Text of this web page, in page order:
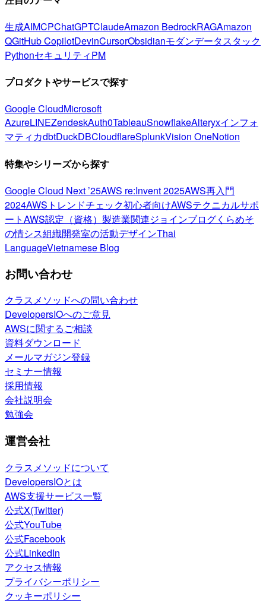
生成AIMCPChatGPTClaudeAmazon BedrockRAGAmazon
QGitHub CopilotDevinCursorObsidianモダンデータスタック
PythonセキュリティPM
プロダクトやサービスで探す
Google CloudMicrosoft
AzureLINEZendeskAuth0TableauSnowflakeAlteryxインフォ
マティカdbtDuckDBCloudflareSplunkVision OneNotion
特集やシリーズから探す
Google Cloud Next ’25AWS re:Invent 2025AWS再入門
2024AWSトレンドチェック初心者向けAWSテクニカルサポ
ートAWS認定（資格） 製造業関連ジョインブログくらめそ
の情シス組織開発室の活動デザインThai
LanguageVietnamese Blog
お問い合わせ
クラスメソッドへの問い合わせ
DevelopersIOへのご意見
AWSに関するご相談
資料ダウンロード
メールマガジン登録
セミナー情報
採用情報
会社説明会
勉強会
運営会社
クラスメソッドについて
DevelopersIOとは
AWS支援サービス一覧
公式X(Twitter)
公式YouTube
公式Facebook
公式LinkedIn
アクセス情報
プライバシーポリシー
クッキーポリシー